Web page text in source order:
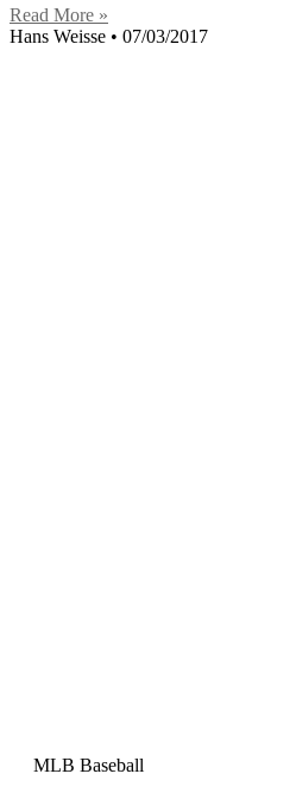
Read More »
Hans Weisse
07/03/2017
MLB Baseball